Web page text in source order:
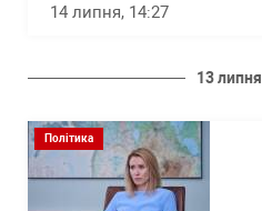
14 липня, 14:27
13
Політика